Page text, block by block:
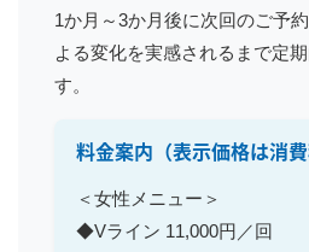
1か月～3か月後に次回のご予
よる変化を実感されるまで定
す。
料金案内（表示価格は消費
＜女性メニュー＞
◆Vライン 11,000円／回